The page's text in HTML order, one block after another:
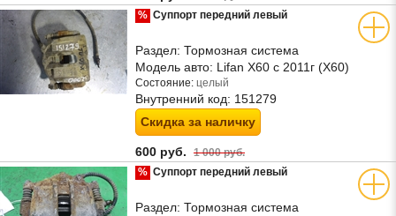
% Суппорт передний левый
Раздел: Тормозная система
Модель авто: Lifan X60 с 2011г (Х60)
Состояние: целый
Внутренний код: 151279
Скидка за наличку
600 руб. 1 000 руб.
% Суппорт передний левый
Раздел: Тормозная система